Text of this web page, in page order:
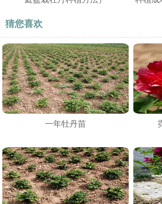
猜您喜欢
一年牡丹苗